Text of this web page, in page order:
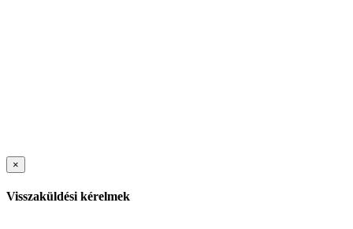
×
Visszaküldési kérelmek